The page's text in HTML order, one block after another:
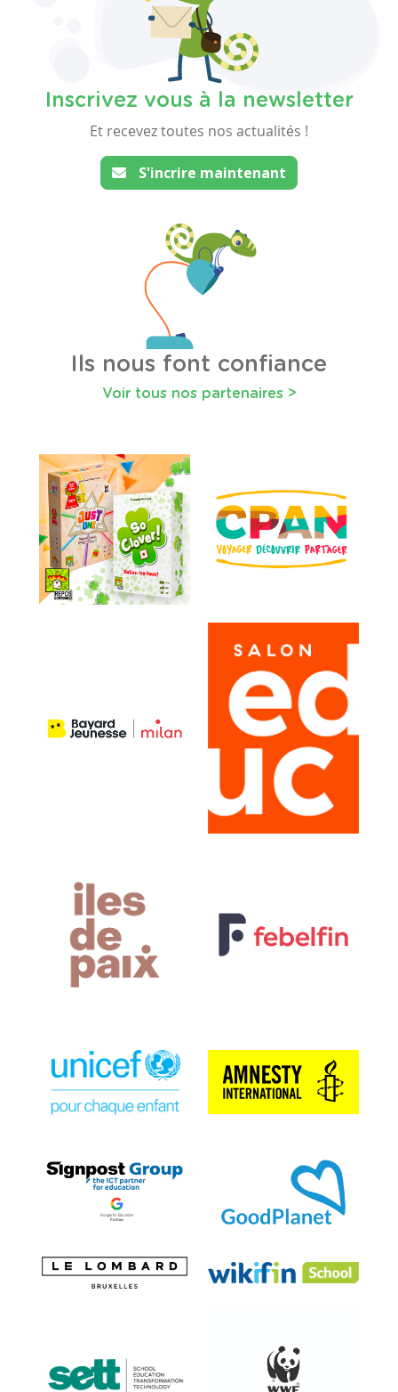
Inscrivez vous à la newsletter
Et recevez toutes nos actualités !
S'incrire maintenant
Ils nous font confiance
Voir tous nos partenaires >